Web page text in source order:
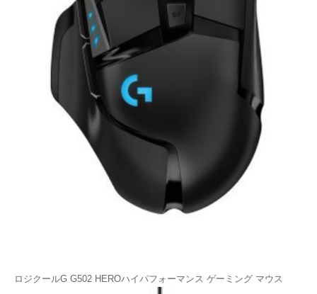
ロジクールG G502 HEROハイパフォーマンス ゲーミング マウス